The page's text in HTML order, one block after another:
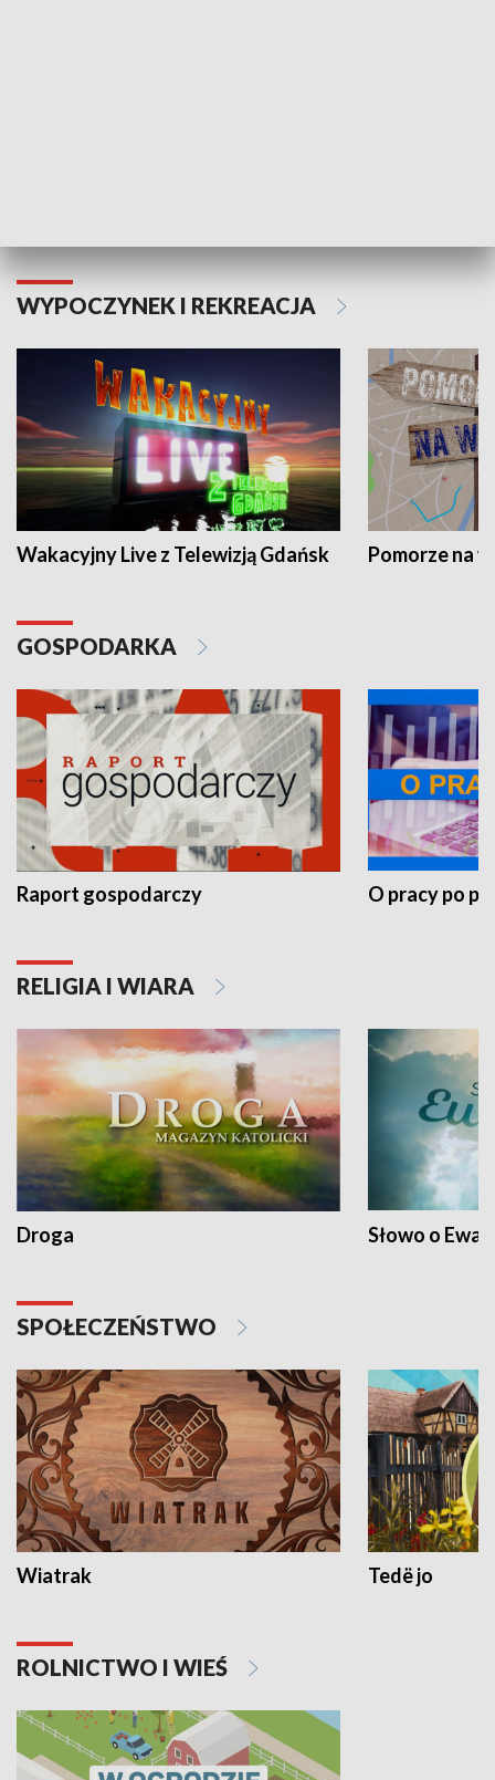
WYPOCZYNEK I REKREACJA
Wakacyjny Live z Telewizją Gdańsk Pomorze na
GOSPODARKA
Raport gospodarczy O pracy po
RELIGIA I WIARA
Droga Słowo o
SPOŁECZEŃSTWO
Wiatrak Tedë jo
ROLNICTWO I WIEŚ